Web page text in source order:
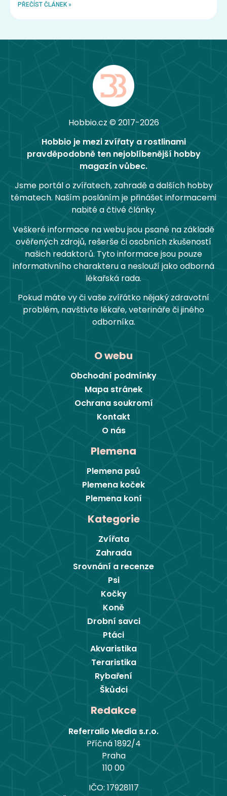
PŘEČÍST ČLÁNEK »
Hobbio.cz © 2017-2026
Hobbio je mezi zvířaty a rostlinami
pravděpodobně ten nejoblíbenější hobby
magazín vůbec.
Jsme portál o zvířatech, zahradě a dalších hobby
tématech. Naším posláním je přinášet informacemi
nabité a čtivé články.
Veškeré informace na webu jsou psané na základě
ověřených zdrojů, rešerše či osobních zkušeností
našich redaktorů. Tyto informace jsou pouze
informativního charakteru a neslouží jako odborná
lékařská rada.
Pokud máte vy či vaše zvířátko nějaký zdravotní
problém, navštivte lékaře, veterináře či jiného
odborníka.
O webu
Obchodní podmínky
Mapa stránek
Ochrana soukromí
Kontakt
O nás
Plemena
Plemena psů
Plemena koček
Plemena koní
Kategorie
Zvířata
Zahrada
Srovnání a recenze
Psi
Kočky
Koně
Drobní savci
Ptáci
Akvaristika
Teraristika
Rybaření
Škůdci
Redakce
Referralio Media s.r.o.
Příčná 1892/4
Praha
110 00
IČO: 17928117